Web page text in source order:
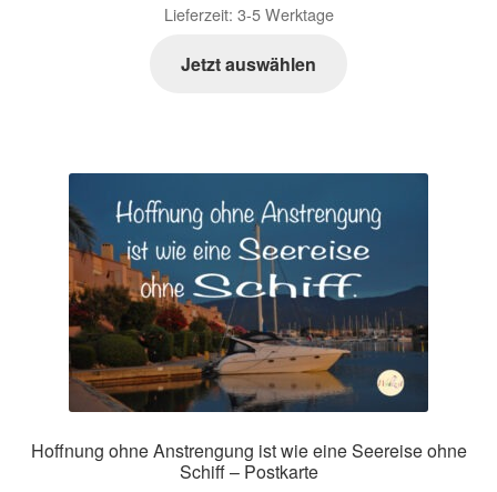
Lieferzeit: 3-5 Werktage
Jetzt auswählen
Hoffnung ohne Anstrengung ist wie eine Seereise ohne
Schiff – Postkarte